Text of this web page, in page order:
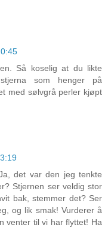
Så koselig at du likte
som henger på
med sølvgrå perler kjøpt
det var den jeg tenkte
Stjernen ser veldig stor
bak, stemmer det? Ser
og lik smak! Vurderer å
venter til vi har flyttet! Ha